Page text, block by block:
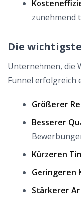
zunehmend
Die
Unternehmen, die
Funnel erfolgreich
Größerer
Besserer
Kürzeren
Geringeren
Stärkerer